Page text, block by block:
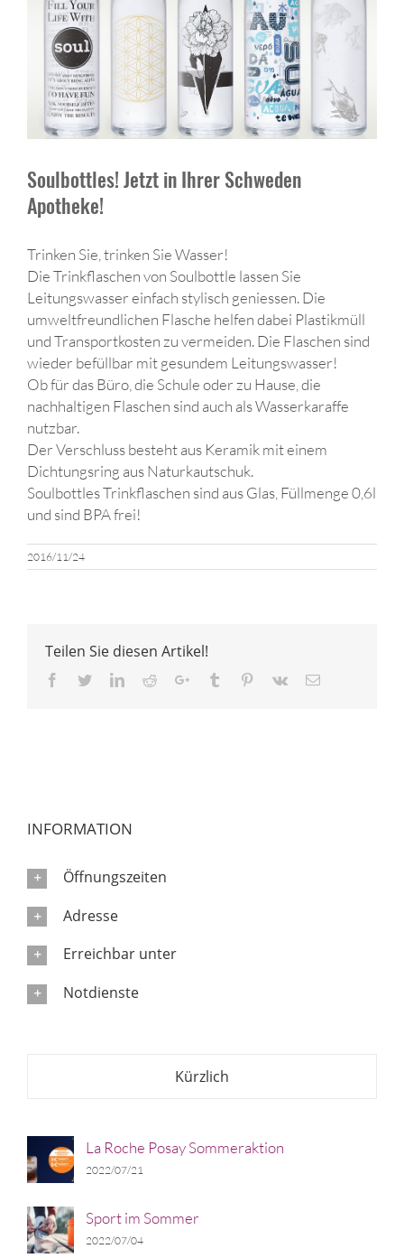
Soulbottles! Jetzt in Ihrer Schweden
Apotheke!
Trinken Sie, trinken Sie Wasser!
Die Trinkflaschen von Soulbottle lassen Sie
Leitungswasser einfach stylisch geniessen. Die
umweltfreundlichen Flasche helfen dabei Plastikmüll
und Transportkosten zu vermeiden. Die Flaschen sind
wieder befüllbar mit gesundem Leitungswasser!
Ob für das Büro, die Schule oder zu Hause, die
nachhaltigen Flaschen sind auch als Wasserkaraffe
nutzbar.
Der Verschluss besteht aus Keramik mit einem
Dichtungsring aus Naturkautschuk.
Soulbottles Trinkflaschen sind aus Glas, Füllmenge 0,6l
und sind BPA frei!
2016/11/24
Teilen Sie diesen Artikel!
Facebook
TwitterLinkedIn
RedditGoogle+Tumblr Pinterest
Vk Email
INFORMATION
Öffnungszeiten
Adresse
Erreichbar unter
Notdienste
Kürzlich
La Roche Posay Sommeraktion
2022/07/21
Sport im Sommer
2022/07/04